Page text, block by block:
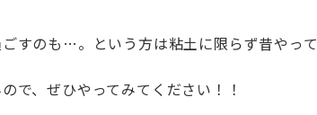
すのも…。という方は粘土に限らず昔やって
で、ぜひやってみてください！！